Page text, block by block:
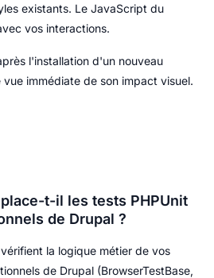
existants. Le JavaScript du
vos interactions.
l'installation d'un nouveau
immédiate de son impact visuel.
t-il les tests PHPUnit
de Drupal ?
la logique métier de vos
de Drupal (BrowserTestBase,